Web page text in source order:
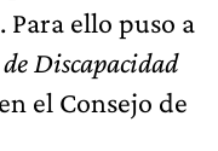
Para ello puso a
Discapacidad
el Consejo de